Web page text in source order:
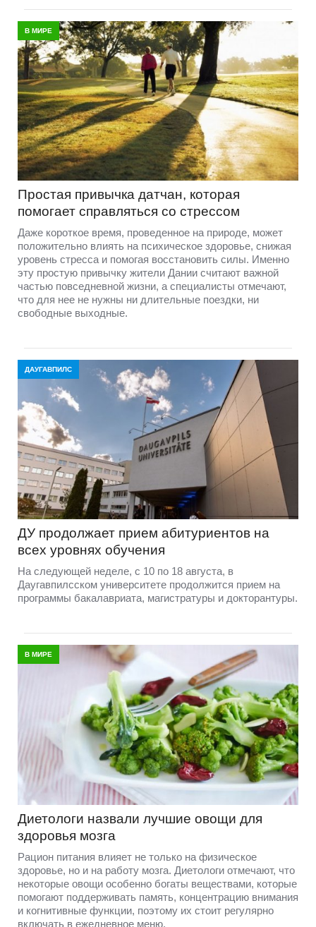
В МИРЕ
Простая привычка датчан, которая
помогает справляться со стрессом
Даже короткое время, проведенное на природе, может
положительно влиять на психическое здоровье, снижая
уровень стресса и помогая восстановить силы. Именно
эту простую привычку жители Дании считают важной
частью повседневной жизни, а специалисты отмечают,
что для нее не нужны ни длительные поездки, ни
свободные выходные.
ДАУГАВПИЛС
ДУ продолжает прием абитуриентов на
всех уровнях обучения
На следующей неделе, с 10 по 18 августа, в
Даугавпилсском университете продолжится прием на
программы бакалавриата, магистратуры и докторантуры.
В МИРЕ
Диетологи назвали лучшие овощи для
здоровья мозга
Рацион питания влияет не только на физическое
здоровье, но и на работу мозга. Диетологи отмечают, что
некоторые овощи особенно богаты веществами, которые
помогают поддерживать память, концентрацию внимания
и когнитивные функции, поэтому их стоит регулярно
включать в ежедневное меню.